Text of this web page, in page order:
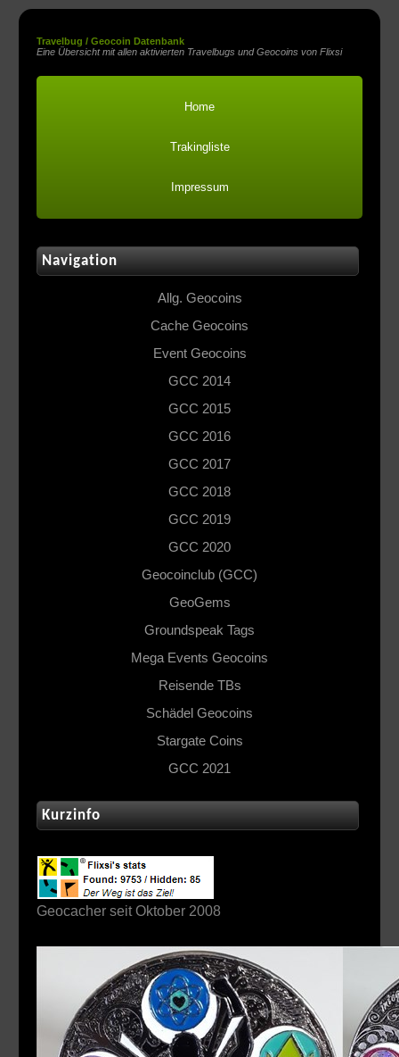
Travelbug / Geocoin Datenbank
Eine Übersicht mit allen aktivierten Travelbugs und Geocoins von Flixsi
Home
Trakingliste
Impressum
Navigation
Allg. Geocoins
Cache Geocoins
Event Geocoins
GCC 2014
GCC 2015
GCC 2016
GCC 2017
GCC 2018
GCC 2019
GCC 2020
Geocoinclub (GCC)
GeoGems
Groundspeak Tags
Mega Events Geocoins
Reisende TBs
Schädel Geocoins
Stargate Coins
GCC 2021
Kurzinfo
Geocacher seit Oktober 2008